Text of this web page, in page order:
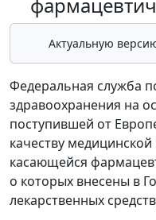
Актуальную
Федеральная служба
здравоохранения на
поступившей от
качеству
касающейся
о которых внесены в
лекарственных